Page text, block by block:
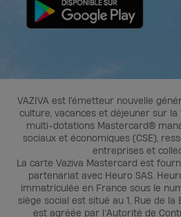
VAZIVA est l'émetteur nouvelle
culture, vacances et déjeuner sur
multi-dotations Mastercard®
sociaux et économiques (CSE),
entreprises et
La carte Vaziva Mastercard est
partenariat avec Heuro SAS.
immatriculée en France sous le
siège social est situé au 1, Rue de la
est agréée par l’Autorité de